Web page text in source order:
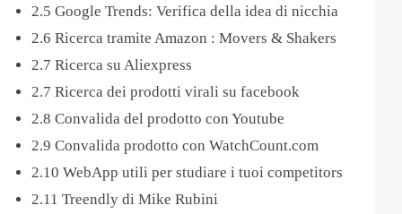
2.5 Google Trends: Verifica della idea di nicchia
2.6 Ricerca tramite Amazon : Movers & Shakers
2.7 Ricerca su Aliexpress
2.7 Ricerca dei prodotti virali su facebook
2.8 Convalida del prodotto con Youtube
2.9 Convalida prodotto con WatchCount.com
2.10 WebApp utili per studiare i tuoi competitors
2.11 Treendly di Mike Rubini